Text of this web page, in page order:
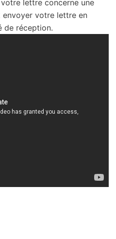
lettre concerne une
envoyer votre lettre en
de réception.